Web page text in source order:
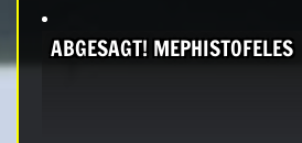
ABGESAGT! MEPHISTOFELES